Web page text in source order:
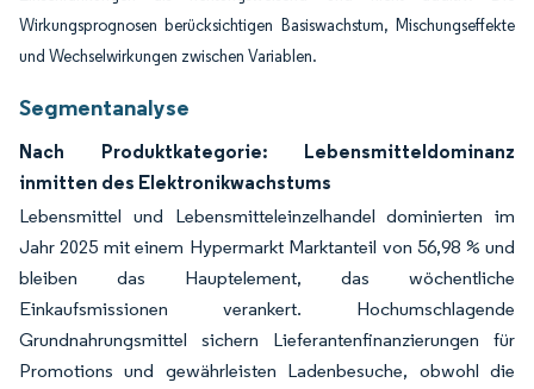
Wirkungsprognosen berücksichtigen Basiswachstum, Mischungseffekte
und Wechselwirkungen zwischen Variablen.
Segmentanalyse
Nach Produktkategorie: Lebensmitteldominanz
inmitten des Elektronikwachstums
Lebensmittel und Lebensmitteleinzelhandel dominierten im
Jahr 2025 mit einem Hypermarkt Marktanteil von 56,98 % und
bleiben das Hauptelement, das wöchentliche
Einkaufsmissionen verankert. Hochumschlagende
Grundnahrungsmittel sichern Lieferantenfinanzierungen für
Promotions und gewährleisten Ladenbesuche, obwohl die